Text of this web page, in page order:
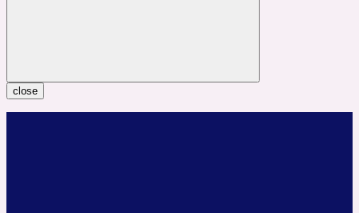
close